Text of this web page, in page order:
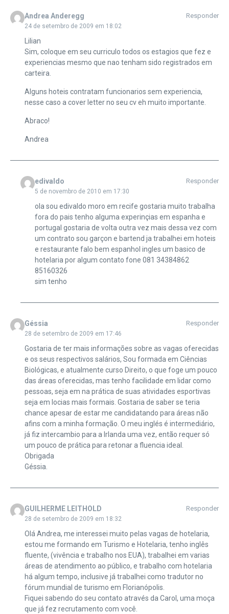
Andrea Anderegg
24 de setembro de 2009 em 18:02
Responder
Lilian
Sim, coloque em seu curriculo todos os estagios que fez e
experiencias mesmo que nao tenham sido registrados em
carteira.
Alguns hoteis contratam funcionarios sem experiencia,
nesse caso a cover letter no seu cv eh muito importante.
Abraco!
Andrea
edivaldo
5 de novembro de 2010 em 17:30
Responder
ola sou edivaldo moro em recife gostaria muito trabalha
fora do pais tenho alguma experinçias em espanha e
portugal gostaria de volta outra vez mais dessa vez com
um contrato sou garçon e bartend ja trabalhei em hoteis
e restaurante falo bem espanhol ingles um basico de
hotelaria por algum contato fone 081 34384862
85160326
sim tenho
Géssia
28 de setembro de 2009 em 17:46
Responder
Gostaria de ter mais informações sobre as vagas oferecidas
e os seus respectivos salários, Sou formada em Ciências
Biológicas, e atualmente curso Direito, o que foge um pouco
das áreas oferecidas, mas tenho facilidade em lidar como
pessoas, seja em na prática de suas atividades esportivas
seja em locias mais formais. Gostaria de saber se teria
chance apesar de estar me candidatando para áreas não
afins com a minha formação. O meu inglés é intermediário,
já fiz intercambio para a Irlanda uma vez, então requer só
um pouco de prática para retonar a fluencia ideal.
Obrigada
Géssia.
GUILHERME LEITHOLD
28 de setembro de 2009 em 18:32
Responder
Olá Andrea, me interessei muito pelas vagas de hotelaria,
estou me formando em Turismo e Hotelaria, tenho inglês
fluente, (vivência e trabalho nos EUA), trabalhei em varias
áreas de atendimento ao público, e trabalho com hotelaria
há algum tempo, inclusive já trabalhei como tradutor no
fórum mundial de turismo em Florianópolis.
Fiquei sabendo do seu contato através da Carol, uma moça
que já fez recrutamento com você.